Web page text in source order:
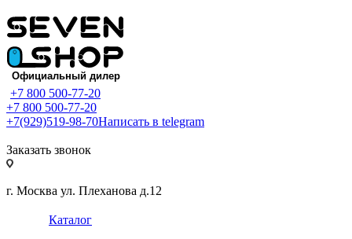
+7 800 500-77-20
+7 800 500-77-20
+7(929)519-98-70Написать в telegram
Заказать звонок
г. Москва ул. Плеханова д.12
Каталог